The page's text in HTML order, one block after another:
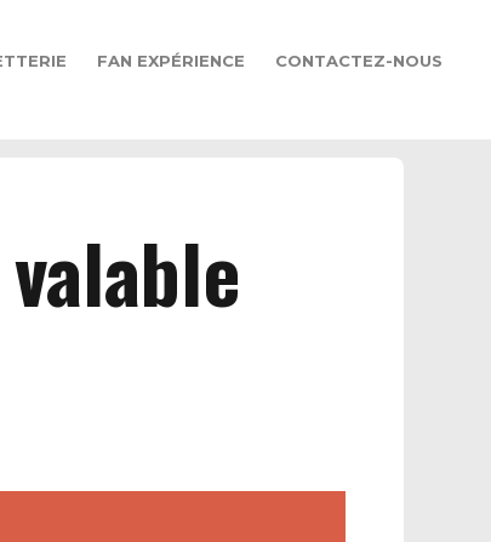
FAN EXPÉRIENCE CONTACTEZ-NOUS